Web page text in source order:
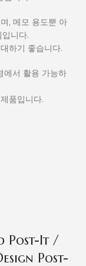
, 메모 용도뿐 아
니다.
하기 좋습니다.
에서 활용 가능하
품입니다.
Post-It /
Post-